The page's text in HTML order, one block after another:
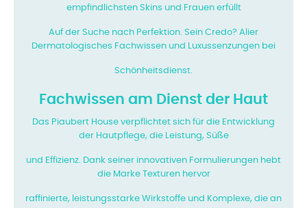
empfindlichsten Skins und Frauen erfüllt
Auf der Suche nach Perfektion. Sein Credo? Alier
Dermatologisches Fachwissen und Luxussenzungen bei
Schönheitsdienst.
Fachwissen am Dienst der Haut
Das Piaubert House verpflichtet sich für die Entwicklung
der Hautpflege, die Leistung, Süße
und Effizienz. Dank seiner innovativen Formulierungen hebt
die Marke Texturen hervor
raffinierte, leistungsstarke Wirkstoffe und Komplexe, die an